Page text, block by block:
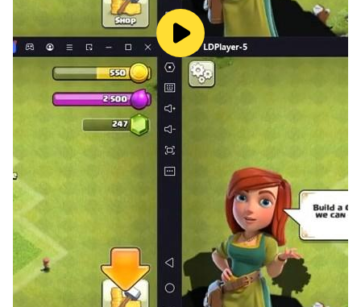
😊 趣味食物123的迷你遊戲專注於幫助每個學齡前兒童獲
得和發展需要的技能。
🤓 趣味食物 123！ 兒童遊戲：寶寶學數字和趣味數學遊戲
是幫助孩子學習計數，熟悉數字的，幫助他們向數學邁向第
🤗 趣味食物 123！ 兒童遊戲：寶寶學數字和趣味數學遊戲
幫助有意培養孩子的父母們。在它的幫助下，孩子們將樂於
在遊戲中輕鬆地學習和發展基礎數學的知識。
💥趣味食物 123！ 兒童遊戲：寶寶學數字和趣味數學遊戲
包括：💥